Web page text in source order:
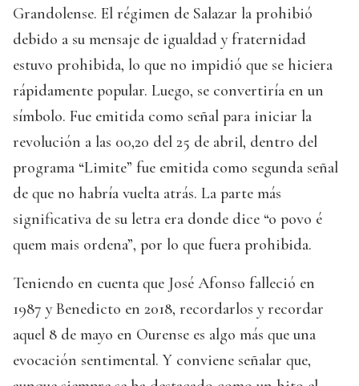
Grandolense. El régimen de Salazar la prohibió
debido a su mensaje de igualdad y fraternidad
estuvo prohibida, lo que no impidió que se hiciera
rápidamente popular. Luego, se convertiría en un
símbolo. Fue emitida como señal para iniciar la
revolución a las 00,20 del 25 de abril, dentro del
programa “Limite” fue emitida como segunda señal
de que no habría vuelta atrás. La parte más
significativa de su letra era donde dice “o povo é
quem mais ordena”, por lo que fuera prohibida.
Teniendo en cuenta que José Afonso falleció en
1987 y Benedicto en 2018, recordarlos y recordar
aquel 8 de mayo en Ourense es algo más que una
evocación sentimental. Y conviene señalar que,